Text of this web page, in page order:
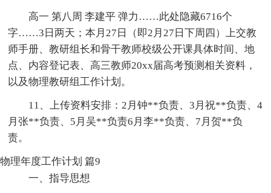
高一 第八周 李建平 弹力 ……此处隐藏6716个
字……3日两天；本月27日（即2月27日下周四）上交教
师手册、教研组长和骨干教师校级公开课具体时间、地
点、内容登记表、高三教师20xx届高考预测相关资料，
以及物理教研组工作计划。
11、上传资料安排：2月钟**负责、3月祝**负责、4
月张**负责、5月吴**负责6月李**负责、7月贺**负
责。
物理年度工作计划 篇9
一、指导思想